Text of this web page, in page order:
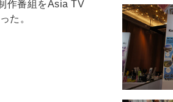
作番組をAsia TV
た。